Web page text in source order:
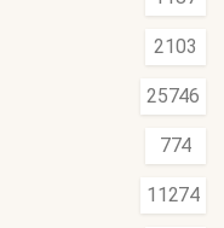
2103
25746
774
11274